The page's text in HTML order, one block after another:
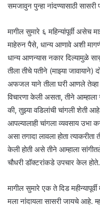
समजावुन पुन्हा नांदण्यासाठी सासरी
मागील सुमारे ६ महिन्यांपूर्वी असेच
माहेरुन पैसे, धान्य आणावे अशी
धान्य आणन्यास नकार दिल्यामुळे
तीला तीचे पतीने (माझ्या
अफजल याने तीला घरी आणले तेव्हा
विचारणा केली असता, तीने
की, तुझ्या वडिलांची चांगली शेती
आपल्यालाही चांगला व्यवसाय
असा तगादा लावला होता
केली होती असे तीने आम्हाला
चौधरी डॉक्टरांकडे उपचार केल होते.
मागील सुमारे एक ते दिड
मला नांदायला सासरी जायचे आहे.